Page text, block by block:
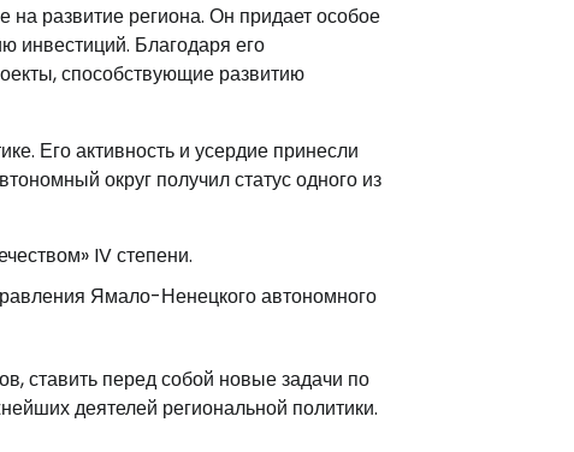
развитие региона. Он придает особое
инвестиций. Благодаря его
способствующие развитию
Его активность и усердие принесли
округ получил статус одного из
IV степени.
Ямало-Ненецкого автономного
ставить перед собой новые задачи по
деятелей региональной политики.